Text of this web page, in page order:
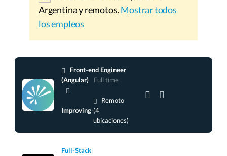
Argentina y remotos.Mostrar todos
los empleos
Front-end Engineer
(Angular)
Full time
Improving·
Remoto
(4
ubicaciones)
Full-Stack